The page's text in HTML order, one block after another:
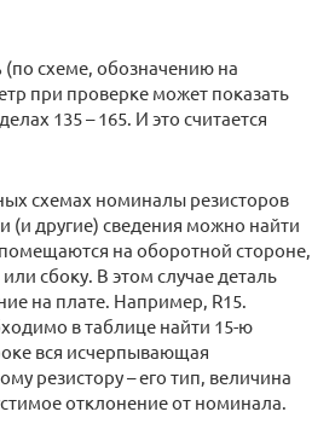
(по схеме, обозначению на
при проверке может показать
135 – 165. И это считается
схемах номиналы резисторов
(и другие) сведения можно найти
на оборотной стороне,
сбоку. В этом случае деталь
на плате. Например, R15.
в таблице найти 15-ю
вся исчерпывающая
резистору – его тип, величина
отклонение от номинала.